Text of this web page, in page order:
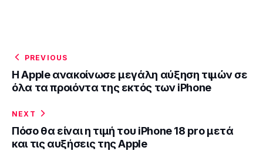
PREVIOUS
Η Apple ανακοίνωσε μεγάλη αύξηση τιμών σε
όλα τα προιόντα της εκτός των iPhone
NEXT
Πόσο θα είναι η τιμή του iPhone 18 pro μετά
και τις αυξήσεις της Apple